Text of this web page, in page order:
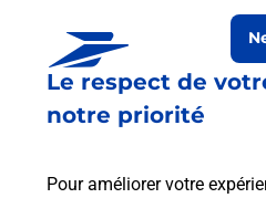
Le respect de
notre priorité
Pour améliorer votre